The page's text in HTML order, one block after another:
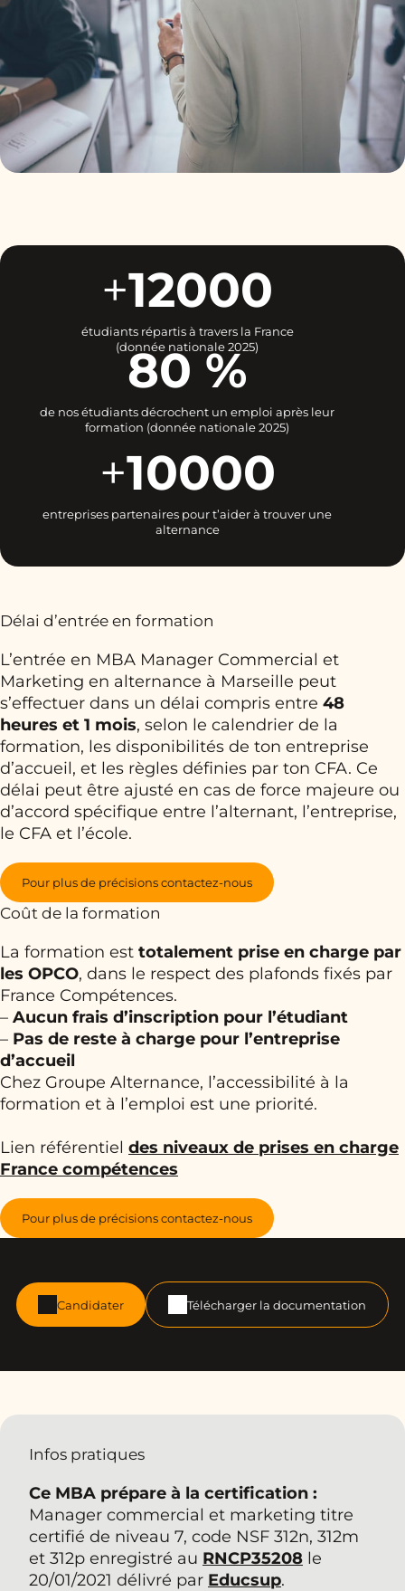
+12000
étudiants répartis à travers la France
(donnée nationale 2025)
80 %
de nos étudiants décrochent un emploi après leur
formation (donnée nationale 2025)
+10000
entreprises partenaires pour t’aider à trouver une
alternance
Délai d’entrée en formation
L’entrée en MBA Manager Commercial et
Marketing en alternance à Marseille peut
s’effectuer dans un délai compris entre 48
heures et 1 mois, selon le calendrier de la
formation, les disponibilités de ton entreprise
d’accueil, et les règles définies par ton CFA. Ce
délai peut être ajusté en cas de force majeure ou
d’accord spécifique entre l’alternant, l’entreprise,
le CFA et l’école.
Pour plus de précisions contactez-nous
Coût de la formation
La formation est totalement prise en charge par
les OPCO, dans le respect des plafonds fixés par
France Compétences.
– Aucun frais d’inscription pour l’étudiant
– Pas de reste à charge pour l’entreprise
d’accueil
Chez Groupe Alternance, l’accessibilité à la
formation et à l’emploi est une priorité.
Lien référentiel des niveaux de prises en charge
France compétences
Pour plus de précisions contactez-nous
Candidater Télécharger la documentation
Infos pratiques
Ce MBA prépare à la certification :
Manager commercial et marketing titre
certifié de niveau 7, code NSF 312n, 312m
et 312p enregistré au RNCP35208 le
20/01/2021 délivré par Educsup.